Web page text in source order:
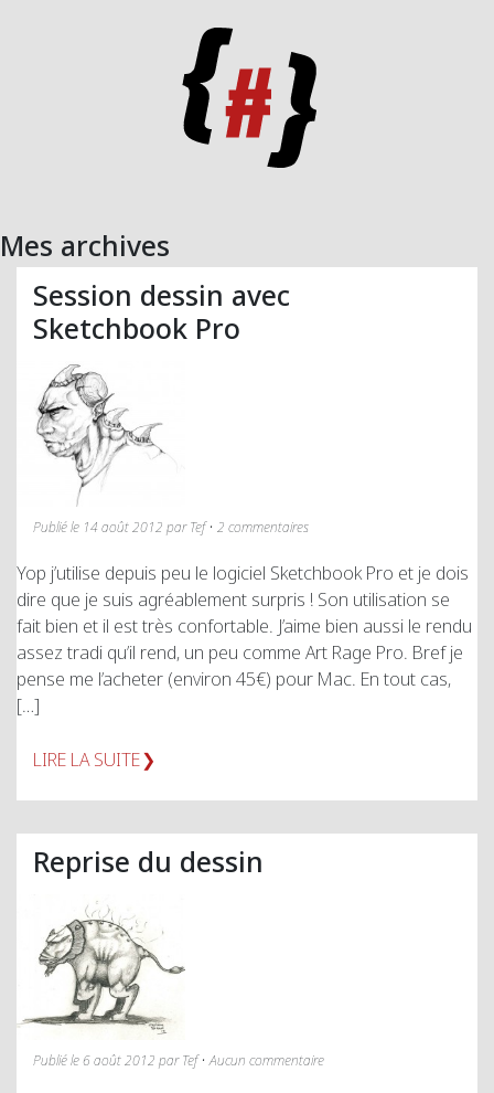
Mes archives
Session dessin avec
Sketchbook Pro
Publié le 14 août 2012 par Tef • 2 commentaires
Yop j’utilise depuis peu le logiciel Sketchbook Pro et je dois
dire que je suis agréablement surpris ! Son utilisation se
fait bien et il est très confortable. J’aime bien aussi le rendu
assez tradi qu’il rend, un peu comme Art Rage Pro. Bref je
pense me l’acheter (environ 45€) pour Mac. En tout cas,
[…]
LIRE LA SUITE
Reprise du dessin
Publié le 6 août 2012 par Tef • Aucun commentaire